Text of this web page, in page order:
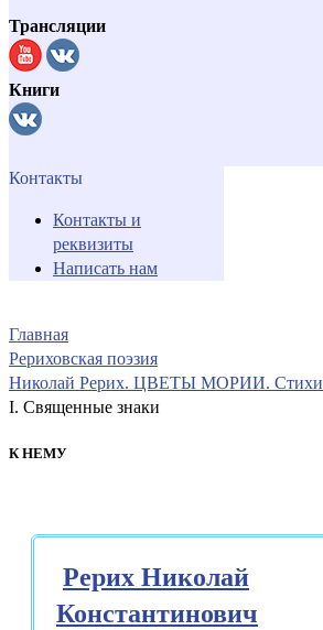
Трансляции
Книги
Контакты
Контакты и
реквизиты
Написать нам
Главная
Рериховская поэзия
Николай Рерих. ЦВЕТЫ МОРИИ. Стихи
I. Священные знаки
К НЕМУ
Рерих Николай
Константинович